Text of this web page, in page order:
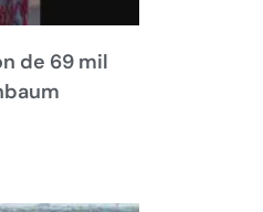
de 69 mil